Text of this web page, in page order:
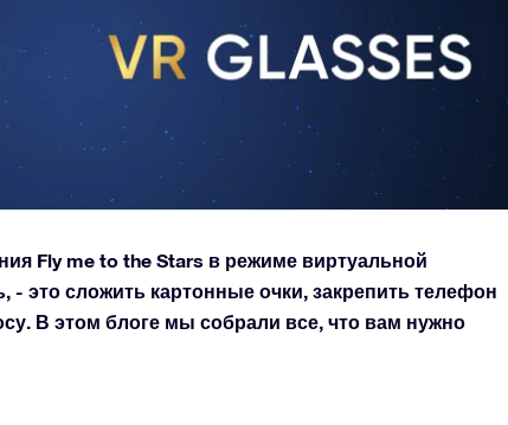
Fly me to the Stars в режиме виртуальной
- это сложить картонные очки, закрепить телефон
В этом блоге мы собрали все, что вам нужно